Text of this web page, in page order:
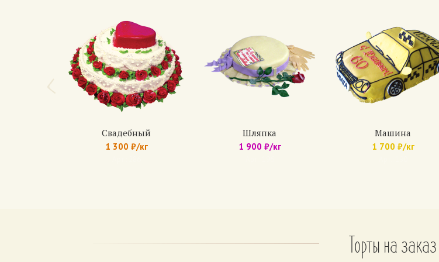
Фруктовый торт
Бисквит: чередование белого и шоколадного.
Крем: из взбитых сливок классический или шоколадный.
Начинка:
– свежие фрукты: банан, киви;
– свежемороженые фрукты: клубника, вишня;
На выбор, не более 2 фруктов.
По желанию: орехи (грецкий орех, арахис, фундук)
Медовик
Свадебный
1 300 ₽/кг
Шляпка
1 900 ₽/кг
Машина
1 700 ₽/кг
Торты на заказ